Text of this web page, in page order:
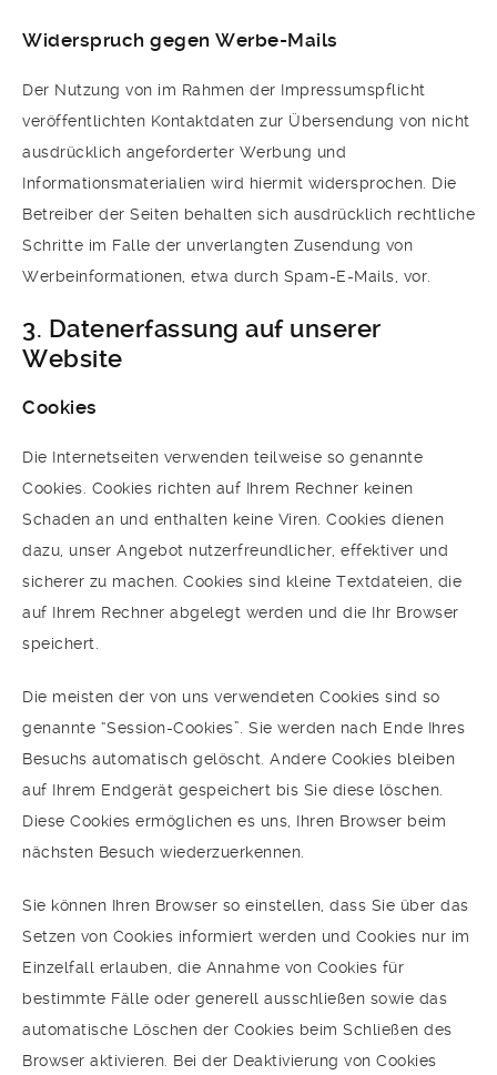
Widerspruch gegen Werbe-Mails
Der Nutzung von im Rahmen der Impressumspflicht
veröffentlichten Kontaktdaten zur Übersendung von nicht
ausdrücklich angeforderter Werbung und
Informationsmaterialien wird hiermit widersprochen. Die
Betreiber der Seiten behalten sich ausdrücklich rechtliche
Schritte im Falle der unverlangten Zusendung von
Werbeinformationen, etwa durch Spam-E-Mails, vor.
3. Datenerfassung auf unserer
Website
Cookies
Die Internetseiten verwenden teilweise so genannte
Cookies. Cookies richten auf Ihrem Rechner keinen
Schaden an und enthalten keine Viren. Cookies dienen
dazu, unser Angebot nutzerfreundlicher, effektiver und
sicherer zu machen. Cookies sind kleine Textdateien, die
auf Ihrem Rechner abgelegt werden und die Ihr Browser
speichert.
Die meisten der von uns verwendeten Cookies sind so
genannte “Session-Cookies”. Sie werden nach Ende Ihres
Besuchs automatisch gelöscht. Andere Cookies bleiben
auf Ihrem Endgerät gespeichert bis Sie diese löschen.
Diese Cookies ermöglichen es uns, Ihren Browser beim
nächsten Besuch wiederzuerkennen.
Sie können Ihren Browser so einstellen, dass Sie über das
Setzen von Cookies informiert werden und Cookies nur im
Einzelfall erlauben, die Annahme von Cookies für
bestimmte Fälle oder generell ausschließen sowie das
automatische Löschen der Cookies beim Schließen des
Browser aktivieren. Bei der Deaktivierung von Cookies